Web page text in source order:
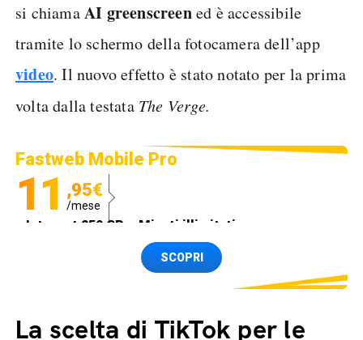
si chiamaAI greenscreened è accessibile
tramite lo schermo della fotocamera dell’app
video. Il nuovo effetto è stato notato per la prima
volta dalla testata The Verge.
Fastweb Mobile Pro
11 ,95€
/mese
Internet 250 GB e Minuti illimitati
Spedizione SIM GRATISSCOPRI
La scelta di TikTok per le